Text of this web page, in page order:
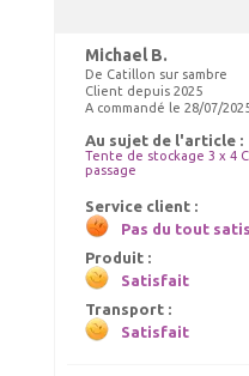
ELASTIQUES LONGS
Choix Coloris : Blanc, Quantités : 50
55.00 € TTC livré
Ajout panier
Michael B.
De Catillon sur sambre
Client depuis 2025
A commandé le 28/07/
Au sujet de l'article :
Tente de stockage 3 x 4
passage
Service client :
Pas du tout
Produit :
Satisfait
Transport :
Satisfait